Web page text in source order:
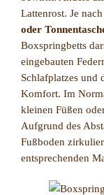
Lattenrost. Je
oder
Boxspringbetts
eingebauten
Schlafplatzes und
Komfort. Im
kleinen Füßen
Aufgrund des
Fußboden
entsprechenden